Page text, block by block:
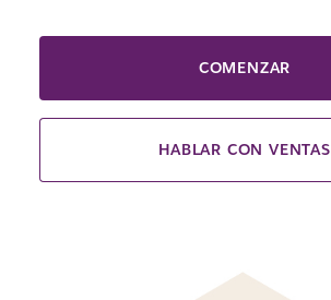
COMENZAR
HABLAR CON VENTAS